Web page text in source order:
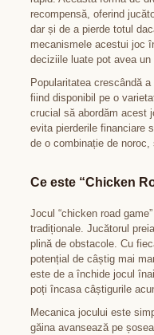
recompensă, oferind
dar și de a pierde totul
mecanismele acestui joc
deciziile luate pot avea
Popularitatea crescândă
fiind disponibil pe o
crucial să abordăm acest
evita pierderile financiare
de o combinație de
Ce este “Chicken
Jocul “chicken road
tradiționale. Jucătorul
plină de obstacole. Cu
potențial de câștig mai
este de a închide jocul
poți încasa câștigurile
Mecanica jocului este
găina avansează pe